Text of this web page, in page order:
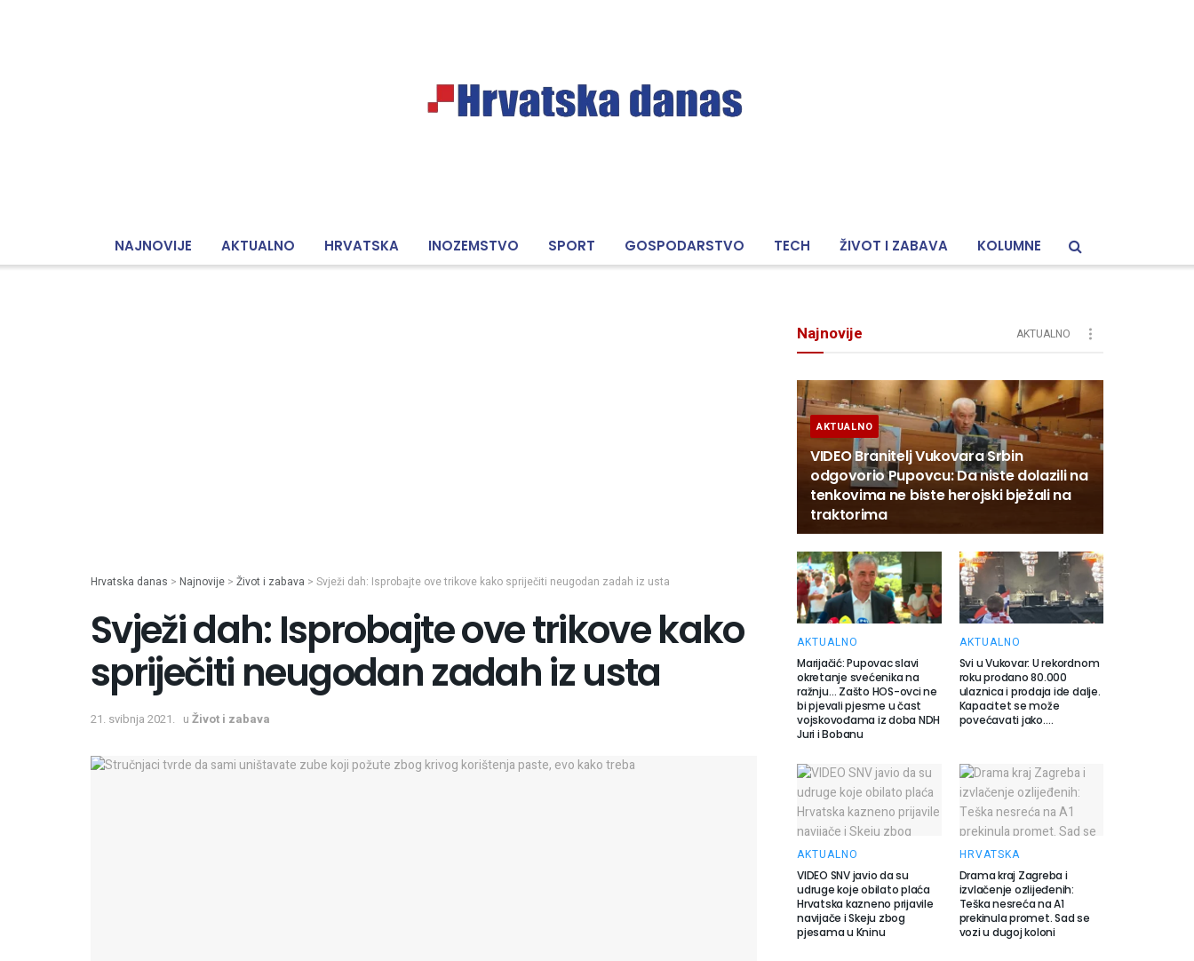
NAJNOVIJE AKTUALNO HRVATSKA INOZEMSTVO SPORT GOSPODARSTVO TECH ŽIVOT I ZABAVA KOLUMNE
Hrvatska danas > Najnovije > Život i zabava > Svježi dah: Isprobajte ove trikove kako spriječiti neugodan zadah iz usta
Svježi dah: Isprobajte ove trikove kako
spriječiti neugodan zadah iz usta
21. svibnja 2021. u Život i zabava
Najnovije AKTUALNO
AKTUALNO
VIDEO Branitelj Vukovara Srbin
odgovorio Pupovcu: Da niste dolazili na
tenkovima ne biste herojski bježali na
traktorima
AKTUALNO
Marijačić: Pupovac slavi
okretanje svećenika na
ražnju… Zašto HOS-ovci ne
bi pjevali pjesme u čast
vojskovođama iz doba NDH
Juri i Bobanu
AKTUALNO
Svi u Vukovar: U rekordnom
roku prodano 80.000
ulaznica i prodaja ide dalje.
Kapacitet se može
povećavati jako….
AKTUALNO
VIDEO SNV javio da su
udruge koje obilato plaća
Hrvatska kazneno prijavile
navijače i Skeju zbog
pjesama u Kninu
HRVATSKA
Drama kraj Zagreba i
izvlačenje ozlijeđenih:
Teška nesreća na A1
prekinula promet. Sad se
vozi u dugoj koloni